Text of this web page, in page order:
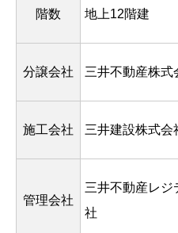
階数 地上12階建
分譲会社 三井不動産株
施工会社 三井建設株式
管理会社
三井不動産レジ
社